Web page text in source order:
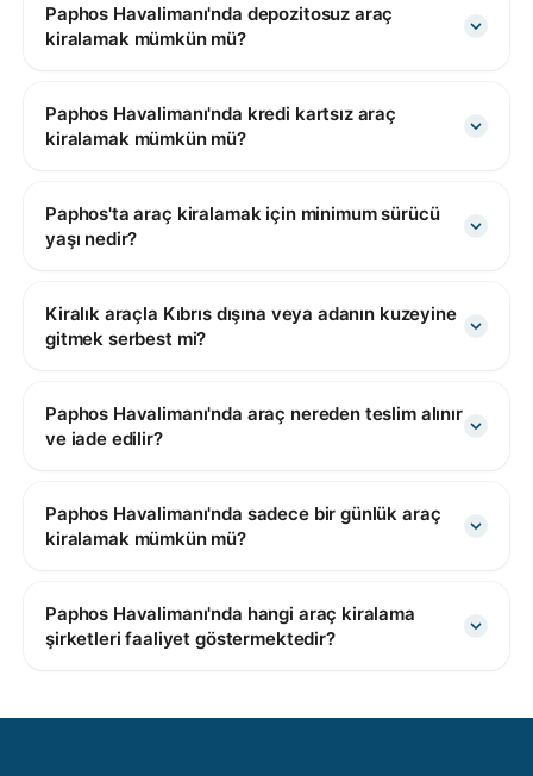
Paphos Havalimanı'nda depozitosuz araç
kiralamak mümkün mü?
Paphos Havalimanı'nda kredi kartsız araç
kiralamak mümkün mü?
Paphos'ta araç kiralamak için minimum sürücü
yaşı nedir?
Kiralık araçla Kıbrıs dışına veya adanın kuzeyine
gitmek serbest mi?
Paphos Havalimanı'nda araç nereden teslim alınır
ve iade edilir?
Paphos Havalimanı'nda sadece bir günlük araç
kiralamak mümkün mü?
Paphos Havalimanı'nda hangi araç kiralama
şirketleri faaliyet göstermektedir?